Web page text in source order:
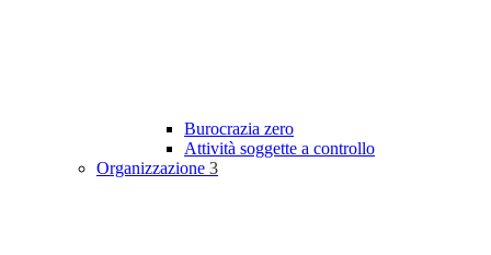
Burocrazia zero
Attività soggette a controllo
Organizzazione 3